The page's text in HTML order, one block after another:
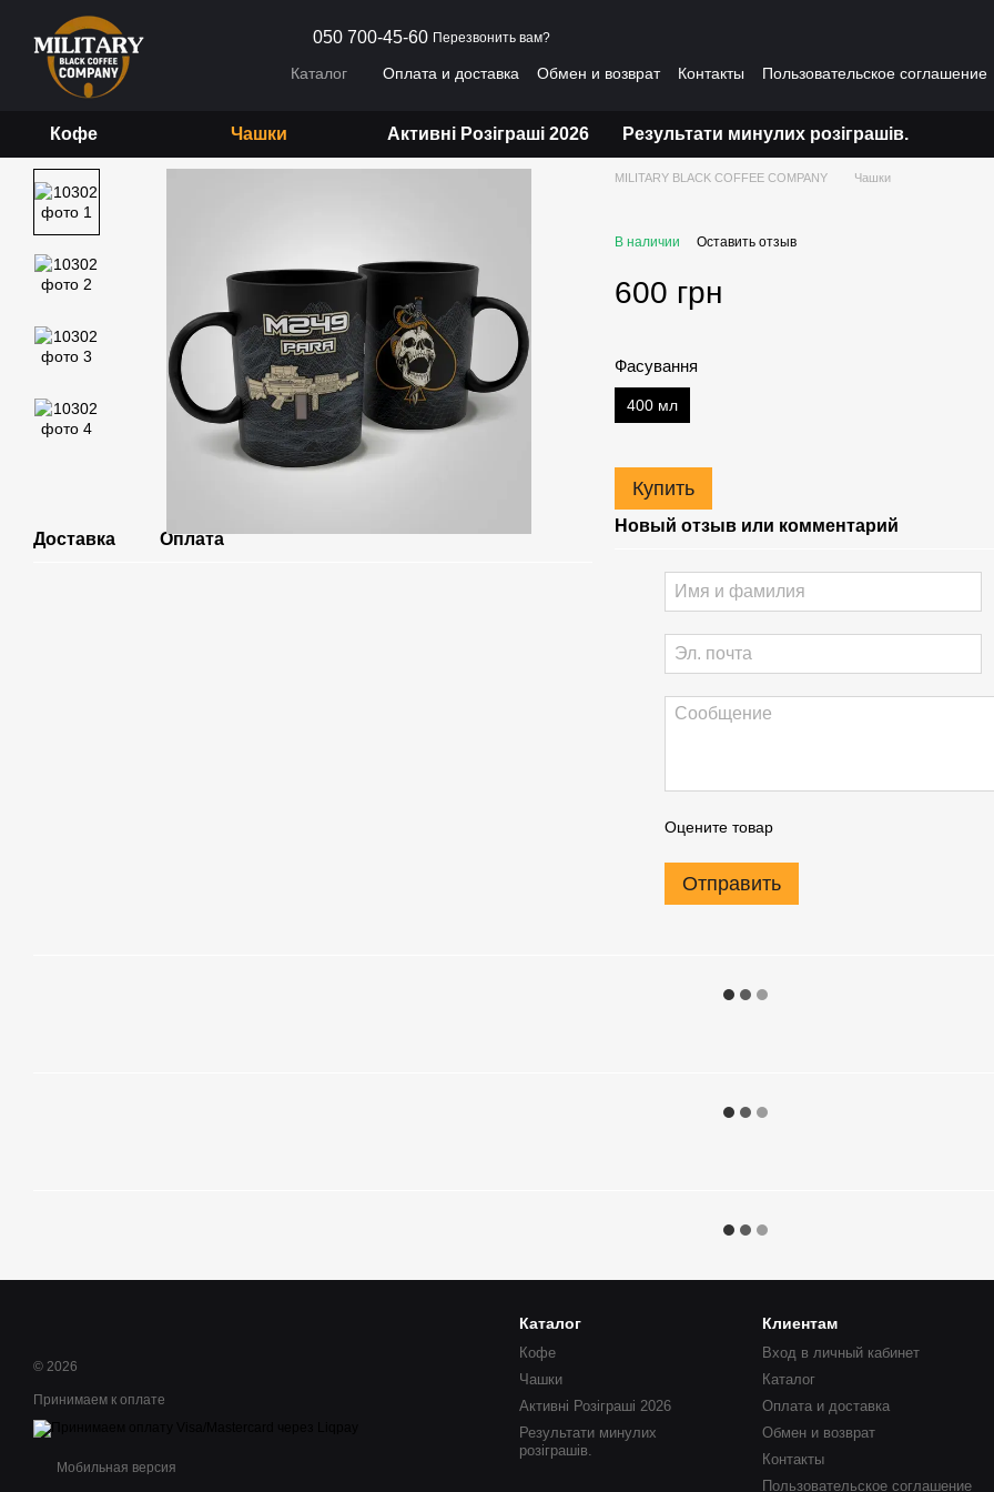
Перейти к основному контенту
050 700-45-60 Перезвонить вам?
Каталог Оплата и доставка Обмен и возврат Контакты
Пользовательское соглашение
Кофе Чашки Активні Розіграші 2026 Результати минулих розіграшів.
Доставка Оплата
MILITARY BLACK COFFEE COMPANY Чашки
В наличии Оставить отзыв
600 грн
Фасування
400 мл
Купить
Новый отзыв или комментарий
Оцените товар
Отправить
© 2026
Принимаем к оплате
Мобильная версия
Каталог
Кофе
Чашки
Активні Розіграші 2026
Результати минулих
розіграшів.
Клиентам
Вход в личный кабинет
Каталог
Оплата и доставка
Обмен и возврат
Контакты
Пользовательское соглашение